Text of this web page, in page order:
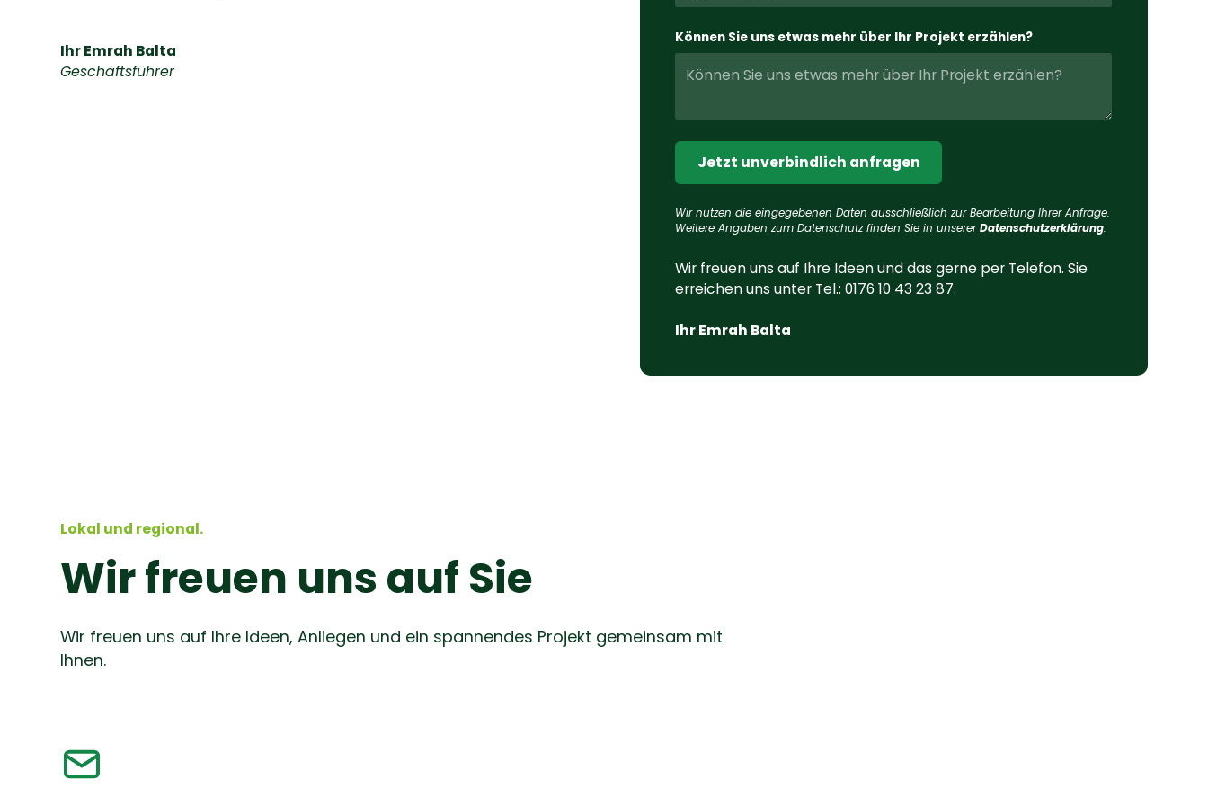
Ihr Emrah Balta
Geschäftsführer
Können Sie uns etwas mehr über Ihr Projekt erzählen?
Wir nutzen die eingegebenen Daten ausschließlich zur Bearbeitung Ihrer Anfrage.
Weitere Angaben zum Datenschutz finden Sie in unsererDatenschutzerklärung.
Wir freuen uns auf Ihre Ideen und das gerne per Telefon. Sie
erreichen uns unter Tel.: 0176 10 43 23 87.
Ihr Emrah Balta
Lokal und regional.
Wir freuen uns auf Sie
Wir freuen uns auf Ihre Ideen, Anliegen und ein spannendes Projekt gemeinsam mit
Ihnen.